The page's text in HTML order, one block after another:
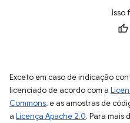
Isso
Exceto em caso de indicação
licenciado de acordo com a
Commons, e as amostras de
a Licença Apache 2.0. Para mais